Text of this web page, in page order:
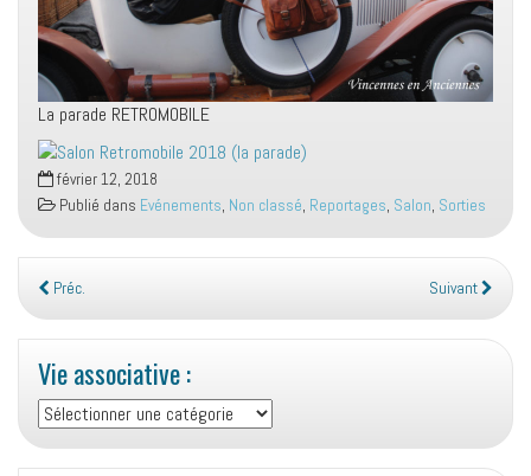
La parade RETROMOBILE
février 12, 2018
Publié dans Evénements, Non classé, Reportages, Salon, Sorties
Préc. Suivant
Vie associative :
Vie
associative
: